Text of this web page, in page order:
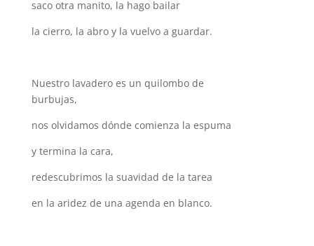
saco otra manito, la hago bailar
la cierro, la abro y la vuelvo a guardar.
Nuestro lavadero es un quilombo de
burbujas,
nos olvidamos dónde comienza la espuma
y termina la cara,
redescubrimos la suavidad de la tarea
en la aridez de una agenda en blanco.